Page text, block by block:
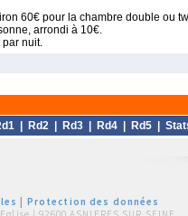
60€ pour la chambre double ou
arrondi à 10€.
par nuit.
Rd2 Rd3 Rd4 Rd5
Protection des données